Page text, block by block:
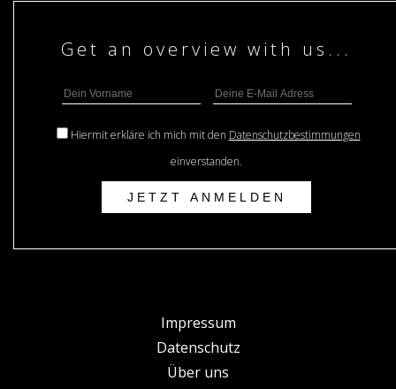
Hiermit erkläre ich mich mit den Datenschutzbestimmungen
einverstanden.
Impressum
Datenschutz
Über uns